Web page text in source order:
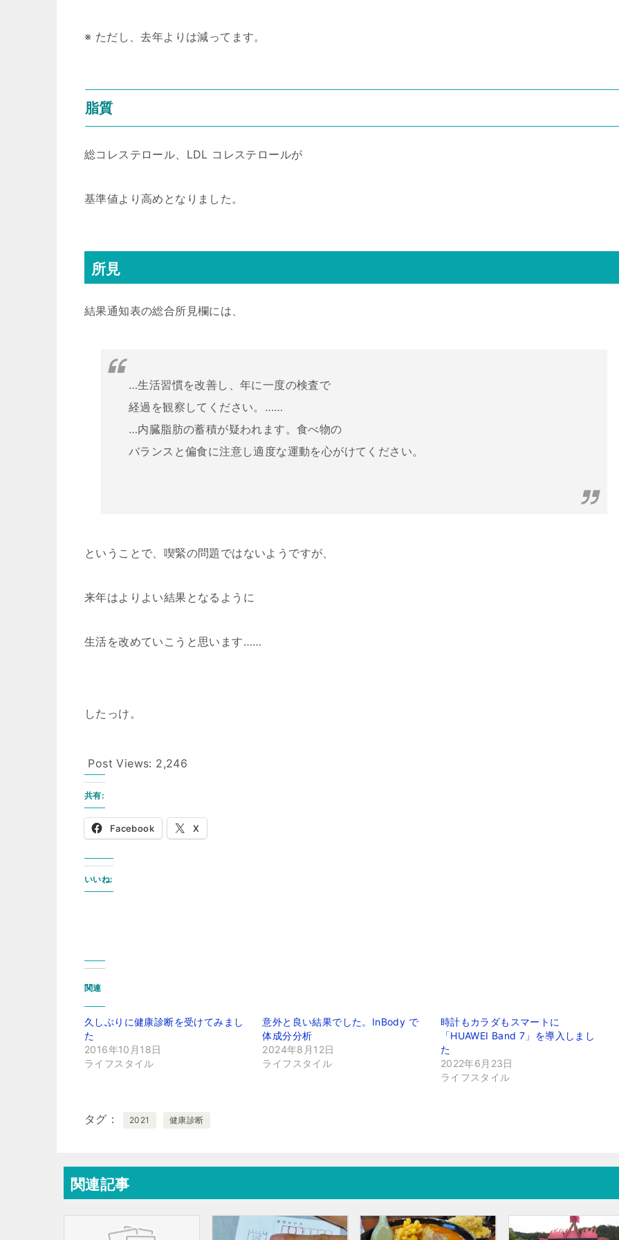
※ ただし、去年よりは減ってます。
脂質
総コレステロール、LDL コレステロールが
基準値より高めとなりました。
所見
結果通知表の総合所見欄には、
…生活習慣を改善し、年に一度の検査で
経過を観察してください。……
…内臓脂肪の蓄積が疑われます。食べ物の
バランスと偏食に注意し適度な運動を心がけてください。
ということで、喫緊の問題ではないようですが、
来年はよりよい結果となるように
生活を改めていこうと思います……
したっけ。
Post Views: 2,246
共有:
Facebook X
いいね:
関連
久しぶりに健康診断を受けてみまし
た
2016年10月18日
ライフスタイル
意外と良い結果でした。InBody で
体成分分析
2024年8月12日
ライフスタイル
時計もカラダもスマートに
「HUAWEI Band 7」を導入しまし
た
2022年6月23日
ライフスタイル
タグ 2021 健康診断
関連記事